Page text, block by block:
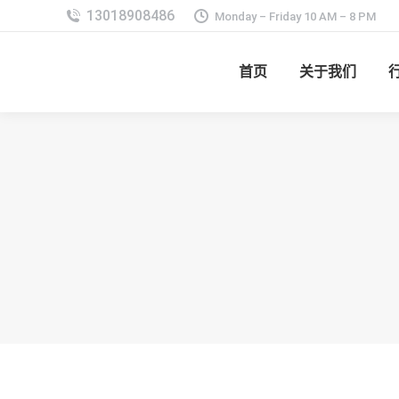
Monday – Friday 10 AM – 8 PM
首页 关于我们